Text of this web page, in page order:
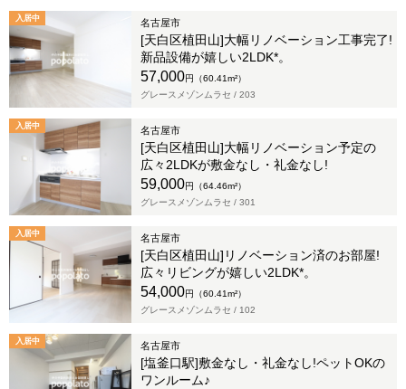
入居中 名古屋市
[天白区植田山]大幅リノベーション工事完了!
新品設備が嬉しい2LDK*。
57,000円（60.41m²）
グレースメゾンムラセ / 203
入居中 名古屋市
[天白区植田山]大幅リノベーション予定の
広々2LDKが敷金なし・礼金なし!
59,000円（64.46m²）
グレースメゾンムラセ / 301
入居中 名古屋市
[天白区植田山]リノベーション済のお部屋!
広々リビングが嬉しい2LDK*。
54,000円（60.41m²）
グレースメゾンムラセ / 102
入居中 名古屋市
[塩釜口駅]敷金なし・礼金なし!ペットOKの
ワンルーム♪